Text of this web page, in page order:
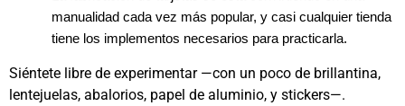
manualidad cada vez más popular, y casi cualquier tienda
tiene los implementos necesarios para practicarla.
Siéntete libre de experimentar —con un poco de brillantina,
lentejuelas, abalorios, papel de aluminio, y stickers—.